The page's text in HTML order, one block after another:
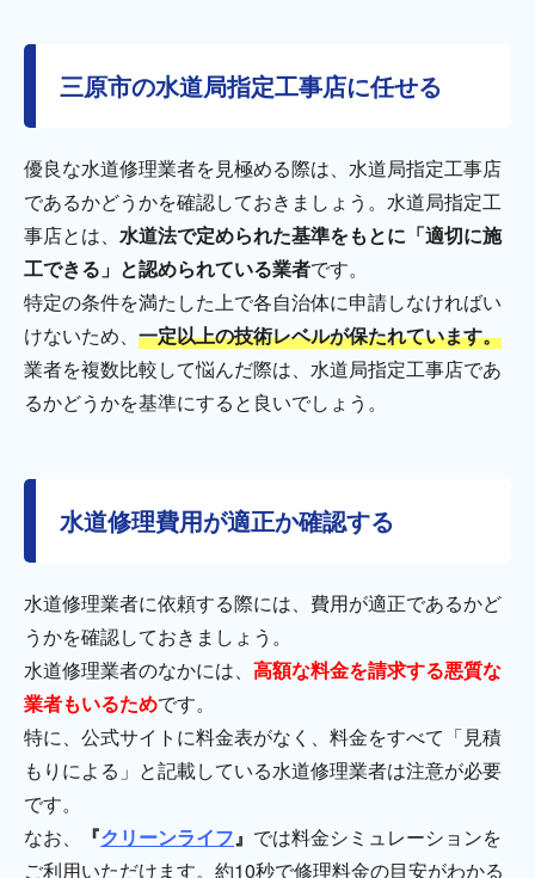
三原市の水道局指定工事店に任せる
優良な水道修理業者を見極める際は、水道局指定工事店
であるかどうかを確認しておきましょう。水道局指定工
事店とは、 水道法で定められた基準をもとに「適切に施
工できる」と認められている業者です。
特定の条件を満たした上で各自治体に申請しなければい
けないため、 一定以上の技術レベルが保たれています。
業者を複数比較して悩んだ際は、水道局指定工事店であ
るかどうかを基準にすると良いでしょう。
水道修理費用が適正か確認する
水道修理業者に依頼する際には、費用が適正であるかど
うかを確認しておきましょう。
水道修理業者のなかには、 高額な料金を請求する悪質な
業者もいるためです。
特に、公式サイトに料金表がなく、料金をすべて「見積
もりによる」と記載している水道修理業者は注意が必要
です。
なお、
『クリーンライフ』 では料金シミュレーションを
ご利用いただけます。約10秒で修理料金の目安がわかる